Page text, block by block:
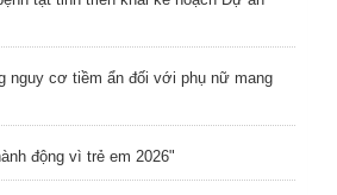
nguy cơ tiềm ẩn đối với phụ nữ mang
động vì trẻ em 2026"